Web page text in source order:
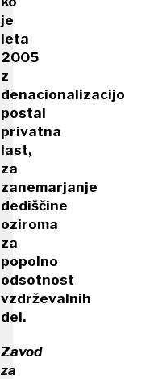
je
leta
2005
z
denacionalizacijo
postal
privatna
last,
za
zanemarjanje
dediščine
oziroma
za
popolno
odsotnost
vzdrževalnih
del.
Zavod
za